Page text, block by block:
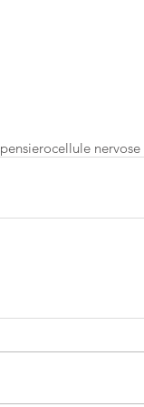
pensierocellule nervose